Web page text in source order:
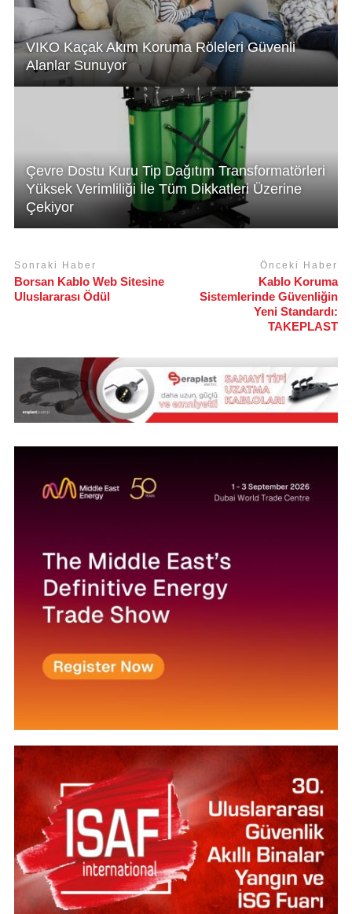
VIKO Kaçak Akım Koruma Röleleri Güvenli
Alanlar Sunuyor
Çevre Dostu Kuru Tip Dağıtım Transformatörleri
Yüksek Verimliliği İle Tüm Dikkatleri Üzerine
Çekiyor
Sonraki Haber
Borsan Kablo Web Sitesine
Uluslararası Ödül
Önceki Haber
Kablo Koruma
Sistemlerinde Güvenliğin
Yeni Standardı:
TAKEPLAST